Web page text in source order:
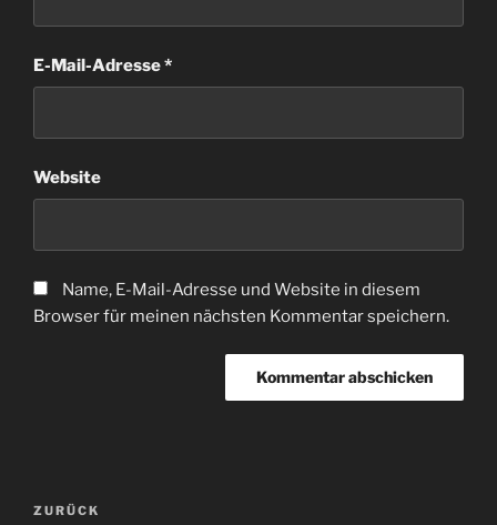
E-Mail-Adresse*
Website
Name, E-Mail-Adresse und Website in diesem
Browser für meinen nächsten Kommentar speichern.
Beitragsnavigation
Vorheriger
ZURÜCK